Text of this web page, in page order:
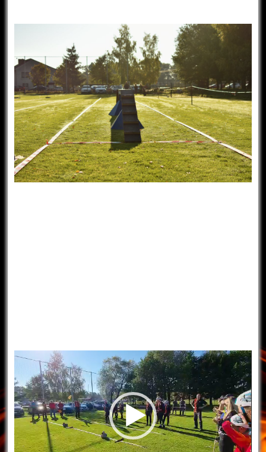
Video
přehrávač